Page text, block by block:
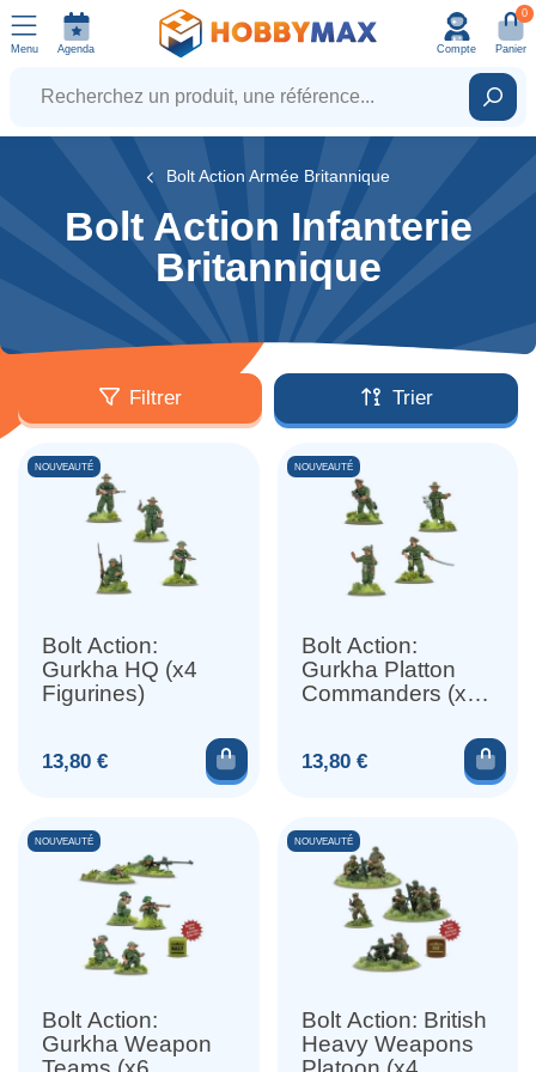
Menu Agenda Compte
0
Panier
Recherchez un produit, une référence...
Bolt Action Armée Britannique
Bolt Action Infanterie
Britannique
Filtrer Trier
Bolt Action:
Gurkha HQ (x4
Figurines)
Prix
13,80 €
NOUVEAUTÉ
Ajouter au panier
Bolt Action:
Gurkha Platton
Commanders (x4
Prix
13,80 €
NOUVEAUTÉ
Bolt Action:
Gurkha Weapon
NOUVEAUTÉ
Bolt Action: British
Heavy Weapons
NOUVEAUTÉ